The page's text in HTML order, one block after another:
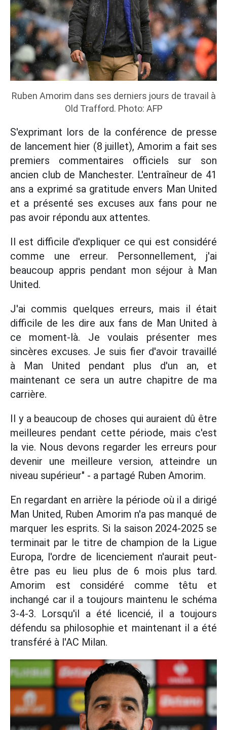
Ruben Amorim dans ses derniers jours de travail à
Old Trafford. Photo: AFP
S'exprimant lors de la conférence de presse
de lancement hier (8 juillet), Amorim a fait ses
premiers commentaires officiels sur son
ancien club de Manchester. L'entraîneur de 41
ans a exprimé sa gratitude envers Man United
et a présenté ses excuses aux fans pour ne
pas avoir répondu aux attentes.
Il est difficile d'expliquer ce qui est considéré
comme une erreur. Personnellement, j'ai
beaucoup appris pendant mon séjour à Man
United.
J'ai commis quelques erreurs, mais il était
difficile de les dire aux fans de Man United à
ce moment-là. Je voulais présenter mes
sincères excuses. Je suis fier d'avoir travaillé
à Man United pendant plus d'un an, et
maintenant ce sera un autre chapitre de ma
carrière.
Il y a beaucoup de choses qui auraient dû être
meilleures pendant cette période, mais c'est
la vie. Nous devons regarder les erreurs pour
devenir une meilleure version, atteindre un
niveau supérieur" - a partagé Ruben Amorim.
En regardant en arrière la période où il a dirigé
Man United, Ruben Amorim n'a pas manqué de
marquer les esprits. Si la saison 2024-2025 se
terminait par le titre de champion de la Ligue
Europa, l'ordre de licenciement n'aurait peut-
être pas eu lieu plus de 6 mois plus tard.
Amorim est considéré comme têtu et
inchangé car il a toujours maintenu le schéma
3-4-3. Lorsqu'il a été licencié, il a toujours
défendu sa philosophie et maintenant il a été
transféré à l'AC Milan.